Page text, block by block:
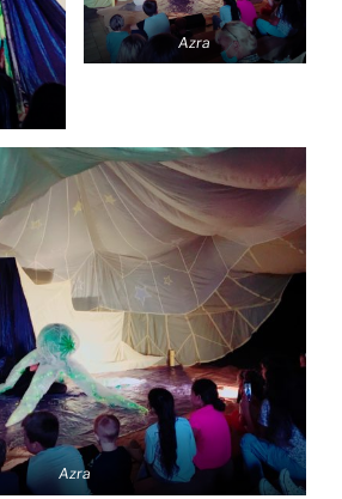
Azra
Azra